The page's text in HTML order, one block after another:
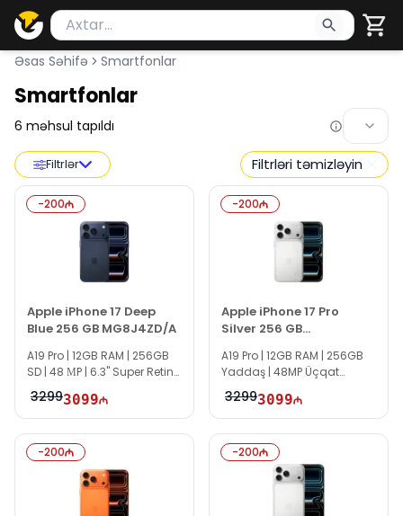
Məhsul axtar
Axtarış üçün ən azı 2 simvol yazın. Göndərmək
Əsas Səhifə Smartfonlar
Smartfonlar
6 məhsul tapıldı
Filtrlər Filtrləri təmizləyin
-200
Apple iPhone 17 Deep
Blue 256 GB MG8J4ZD/A
A19 Pro | 12GB RAM | 256GB
SD | 48 МP | 6.3" Super Retina
XDR OLED | 120 Hz
32993099
-200
Apple iPhone 17 Pro
Silver 256 GB
MG8G4SX/A
A19 Pro | 12GB RAM | 256GB
Yaddaş | 48MP Üçqat
Kamera | 6.3" Super Retina
XDR OLED | 120Hz
32993099
-200 -200